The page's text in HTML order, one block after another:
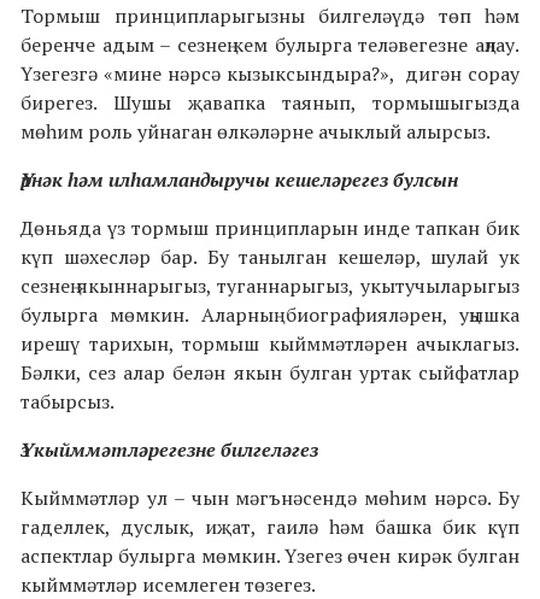
Тормыш принципларыгызны билгеләүдә төп һәм
беренче адым – сезнең кем булырга теләвегезне аңлау.
Үзегезгә «мине нәрсә кызыксындыра?», дигән сорау
бирегез. Шушы җавапка таянып, тормышыгызда
мөһим роль уйнаган өлкәләрне ачыклый алырсыз.
Үрнәк һәм илһамландыручы кешеләрегез булсын
Дөньяда үз тормыш принципларын инде тапкан бик
күп шәхесләр бар. Бу танылган кешеләр, шулай ук
сезнең якыннарыгыз, туганнарыгыз, укытучыларыгыз
булырга мөмкин. Аларның биографияләрен, уңышка
ирешү тарихын, тормыш кыйммәтләрен ачыклагыз.
Бәлки, сез алар белән якын булган уртак сыйфатлар
табырсыз.
Үз кыйммәтләрегезне билгеләгез
Кыйммәтләр ул – чын мәгънәсендә мөһим нәрсә. Бу
гаделлек, дуслык, иҗат, гаилә һәм башка бик күп
аспектлар булырга мөмкин. Үзегез өчен кирәк булган
кыйммәтләр исемлеген төзегез.